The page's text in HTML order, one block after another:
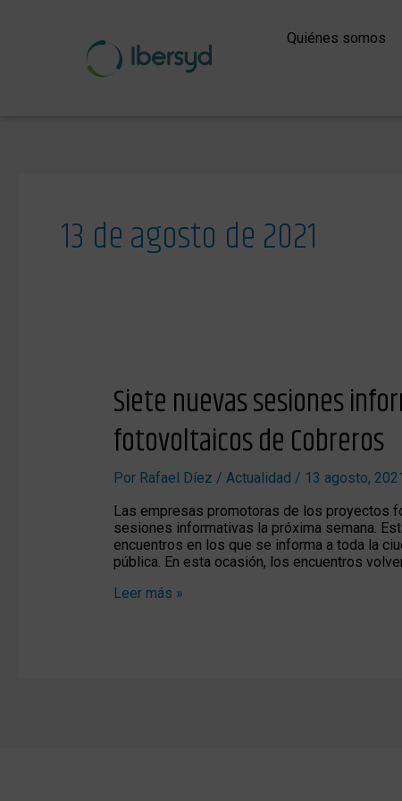
Quiénes somos
13 de agosto de 2021
Siete nuevas sesiones
fotovoltaicos de Cobreros
Por Rafael Díez / Actualidad / 13 agosto, 2021
Las empresas promotoras de los proyectos
sesiones informativas la próxima semana.
encuentros en los que se informa a toda la
pública. En esta ocasión, los encuentros
Siete
nuevas
informativas
los
fotovoltaicos
de
Cobreros
Leer más »